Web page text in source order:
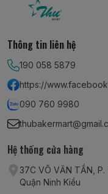
Thông tin liên hệ
190 058 5879
https://
090 760 9980
Hệ thống cửa hàng
37C VÕ VĂN TẦN,
Quận Ninh Kiều